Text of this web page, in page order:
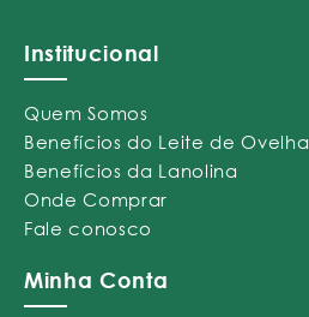
Institucional
Quem Somos
Benefícios do Leite de Ovelha
Benefícios da Lanolina
Onde Comprar
Fale conosco
Minha Conta